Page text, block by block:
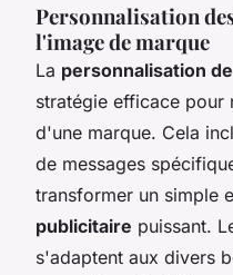
Personnalisation
l'image de marque
La personnalisation
stratégie efficace
d'une marque. Cela
de messages
transformer un simple
publicitaire puissant.
s'adaptent aux divers